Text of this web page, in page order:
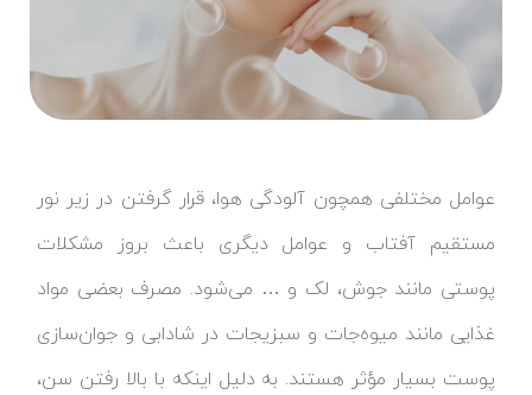
عوامل مختلفی همچون آلودگی هوا، قرار گرفتن در زیر نور
مستقیم آفتاب و عوامل دیگری باعث بروز مشکلات
پوستی مانند جوش، لک و … می‌شود. مصرف بعضی مواد
غذایی مانند میوه‌جات و سبزیجات در شادابی و جوان‌سازی
پوست بسیار مؤثر هستند. به دلیل اینکه با بالا رفتن سن،